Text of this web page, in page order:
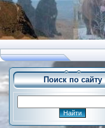
Поиск по сайту